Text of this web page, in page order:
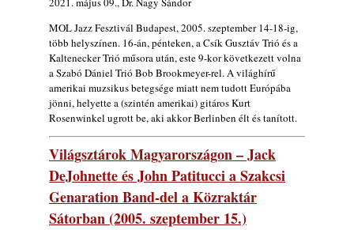
MOL Jazz Fesztivál Budapest, 2005. szeptember 14-18-ig,
több helyszínen. 16-án, pénteken, a Csík Gusztáv Trió és a
Kaltenecker Trió műsora után, este 9-kor következett volna
a Szabó Dániel Trió Bob Brookmeyer-rel. A világhírű
amerikai muzsikus betegsége miatt nem tudott Európába
jönni, helyette a (szintén amerikai) gitáros Kurt
Rosenwinkel ugrott be, aki akkor Berlinben élt és tanított.
Világsztárok Magyarországon – Jack
DeJohnette és John Patitucci a Szakcsi
Genaration Band-del a Közraktár
Sátorban (2005. szeptember 15.)